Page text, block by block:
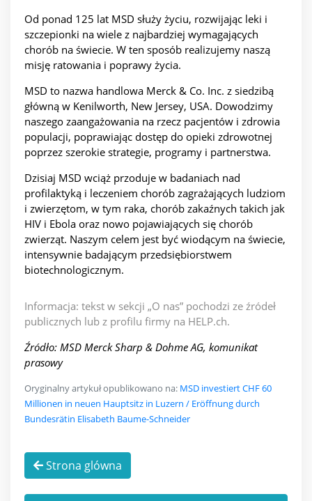
Od ponad 125 lat MSD służy życiu, rozwijając leki i
szczepionki na wiele z najbardziej wymagających
chorób na świecie. W ten sposób realizujemy naszą
misję ratowania i poprawy życia.
MSD to nazwa handlowa Merck & Co. Inc. z siedzibą
główną w Kenilworth, New Jersey, USA. Dowodzimy
naszego zaangażowania na rzecz pacjentów i zdrowia
populacji, poprawiając dostęp do opieki zdrowotnej
poprzez szerokie strategie, programy i partnerstwa.
Dzisiaj MSD wciąż przoduje w badaniach nad
profilaktyką i leczeniem chorób zagrażających ludziom
i zwierzętom, w tym raka, chorób zakaźnych takich jak
HIV i Ebola oraz nowo pojawiających się chorób
zwierząt. Naszym celem jest być wiodącym na świecie,
intensywnie badającym przedsiębiorstwem
biotechnologicznym.
Informacja: tekst w sekcji „O nas” pochodzi ze źródeł
publicznych lub z profilu firmy na HELP.ch.
Źródło: MSD Merck Sharp & Dohme AG, komunikat
prasowy
Oryginalny artykuł opublikowano na: MSD investiert CHF 60
Millionen in neuen Hauptsitz in Luzern / Eröffnung durch
Bundesrätin Elisabeth Baume-Schneider
Strona glówna